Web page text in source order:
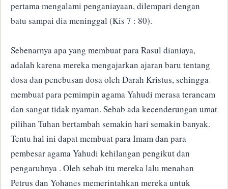
pertama mengalami penganiayaan, dilempari dengan
batu sampai dia meninggal (Kis 7 : 80).
Sebenarnya apa yang membuat para Rasul dianiaya,
adalah karena mereka mengajarkan ajaran baru tentang
dosa dan penebusan dosa oleh Darah Kristus, sehingga
membuat para pemimpin agama Yahudi merasa terancam
dan sangat tidak nyaman. Sebab ada kecenderungan umat
pilihan Tuhan bertambah semakin hari semakin banyak.
Tentu hal ini dapat membuat para Imam dan para
pembesar agama Yahudi kehilangan pengikut dan
pengaruhnya . Oleh sebab itu mereka lalu menahan
Petrus dan Yohanes memerintahkan mereka untuk